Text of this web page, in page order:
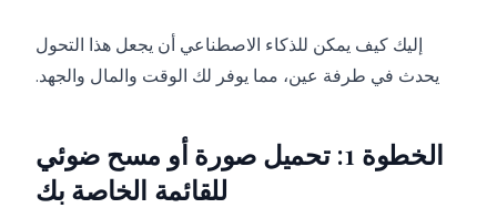
إليك كيف يمكن للذكاء الاصطناعي أن يجعل هذا التحول
يحدث في طرفة عين، مما يوفر لك الوقت والمال والجهد.
الخطوة 1: تحميل صورة أو مسح ضوئي
للقائمة الخاصة بك